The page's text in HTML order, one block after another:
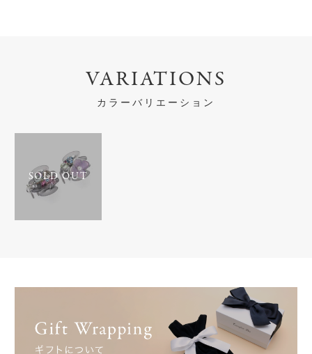
VARIATIONS
カラーバリエーション
SOLD OUT